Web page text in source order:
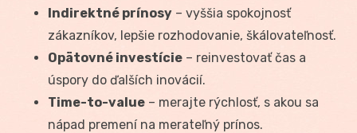
Indirektné prínosy – vyššia spokojnosť
zákazníkov, lepšie rozhodovanie, škálovateľnosť.
Opätovné investície – reinvestovať čas a
úspory do ďalších inovácií.
Time-to-value – merajte rýchlosť, s akou sa
nápad premení na merateľný prínos.